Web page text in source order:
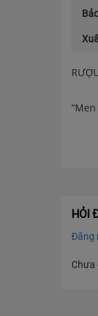
🌟
1.
HỎI
Đăng
Chưa